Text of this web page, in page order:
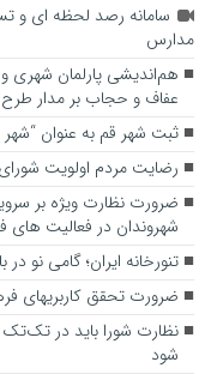
سامانه رصد لحظه ای و
مدارس
هم‌اندیشی پارلمان شهری
عفاف و حجاب بر مدار طرح
ثبت شهر قم به عنوان
رضایت مردم اولویت
ضرورت نظارت ویژه بر
شهروندان در فعالیت های
تنورخانه ایران؛ گامی نو
ضرورت تحقق کاربری­های
نظارت شورا باید در تک‌تک
شود